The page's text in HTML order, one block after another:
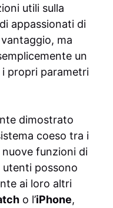
utili sulla
appassionati di
ma
un
propri parametri
dimostrato
coeso tra i
funzioni di
utenti possono
ai loro altri
o l’iPhone,